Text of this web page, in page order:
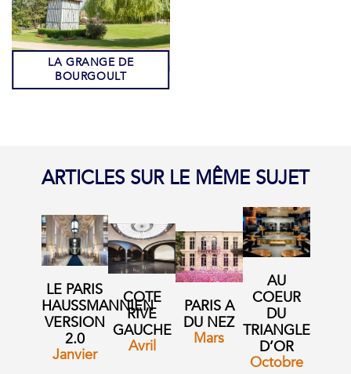
LA GRANGE DE
BOURGOULT
ARTICLES SUR LE MÊME SUJET
LE PARIS
HAUSSMANNIEN
VERSION
2.0
Janvier
COTE
RIVE
GAUCHE
Avril
PARIS A
DU NEZ
Mars
AU
COEUR
DU
TRIANGLE
D’OR
Octobre